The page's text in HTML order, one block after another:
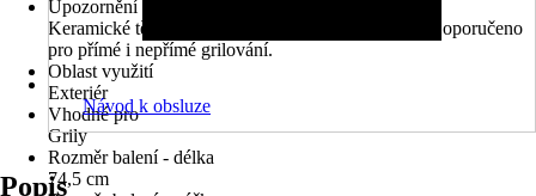
Upozornění
Keramické těleso s nerezovým grilovacím roštem. Doporučeno
pro přímé i nepřímé grilování.
Oblast využití
Exteriér
Vhodné pro
Grily
Rozměr balení - délka
74,5 cm
Návod k obsluze
Popis